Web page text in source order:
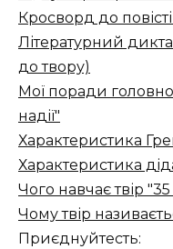
Кросворд до повісті
Літературний
до твору)
Мої поради
надії"
Характеристика
Характеристика
Чого навчає твір "35
Чому твір
Приєднуйтесть: